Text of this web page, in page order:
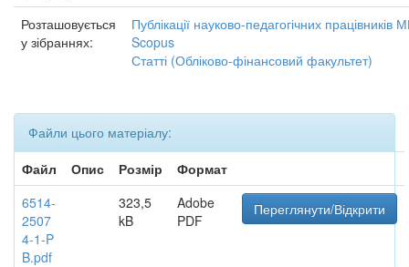
Розташовується
у зібраннях:
Публікації науково-педагогічних
Scopus
Статті (Обліково-фінансовий факультет)
Файли цього матеріалу:
Файл
Опис Розмір
Формат
6514-
2507
4-1-P
B.pdf
323,5
kB
Adobe
PDF
Переглянути/Відкрити